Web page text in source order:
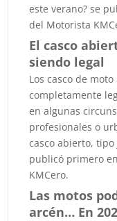
este verano? se
del Motorista
El casco
siendo legal
Los casco de
completamente
en algunas
profesionales o
casco abierto,
publicó primero
KMCero.
Las motos
arcén… En